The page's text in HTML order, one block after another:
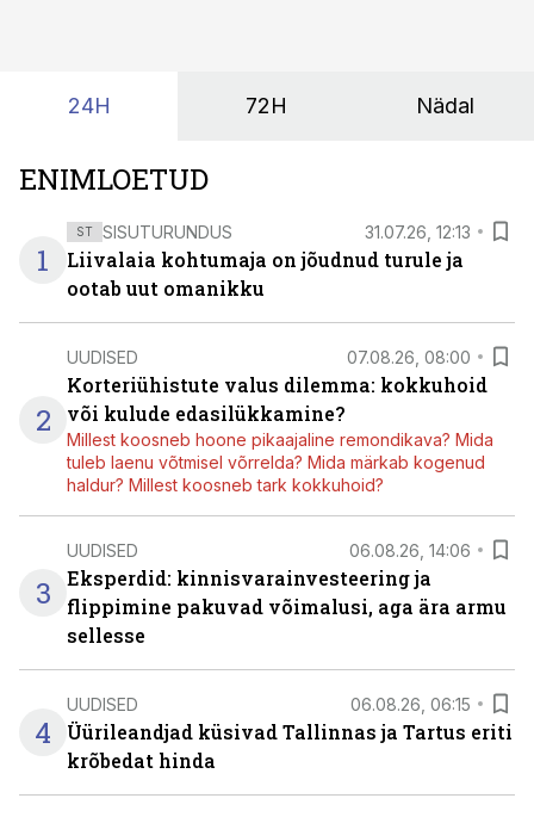
24H 72H Nädal
ENIMLOETUD
1
ST SISUTURUNDUS 31.07.26, 12:13
Liivalaia kohtumaja on jõudnud turule ja
ootab uut omanikku
2
UUDISED 07.08.26, 08:00
Korteriühistute valus dilemma: kokkuhoid
või kulude edasilükkamine?
Millest koosneb hoone pikaajaline remondikava? Mida
tuleb laenu võtmisel võrrelda? Mida märkab kogenud
haldur? Millest koosneb tark kokkuhoid?
3
UUDISED 06.08.26, 14:06
Eksperdid: kinnisvarainvesteering ja
flippimine pakuvad võimalusi, aga ära armu
sellesse
4
UUDISED 06.08.26, 06:15
Üürileandjad küsivad Tallinnas ja Tartus eriti
krõbedat hinda